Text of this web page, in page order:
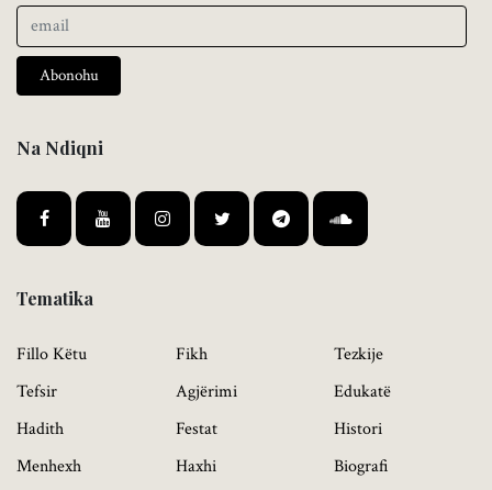
Abonohu
Na Ndiqni
Tematika
Fillo Këtu
Tefsir
Hadith
Menhexh
Fikh
Agjërimi
Festat
Haxhi
Tezkije
Edukatë
Histori
Biografi